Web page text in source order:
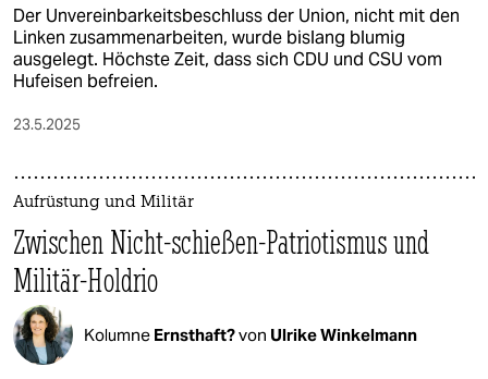
Der Unvereinbarkeitsbeschluss der Union, nicht mit den
Linken zusammenarbeiten, wurde bislang blumig
ausgelegt. Höchste Zeit, dass sich CDU und CSU vom
Hufeisen befreien.
23.5.2025
Aufrüstung und Militär
Zwischen Nicht-schießen-Patriotismus und
Militär-Holdrio
Kolumne Ernsthaft?von Ulrike Winkelmann